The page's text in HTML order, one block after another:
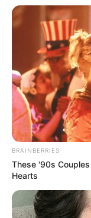
BRAINBERRIES
These '90s
Hearts